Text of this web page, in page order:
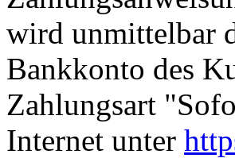
wird unmittelbar
Bankkonto des
Zahlungsart
Internet unter